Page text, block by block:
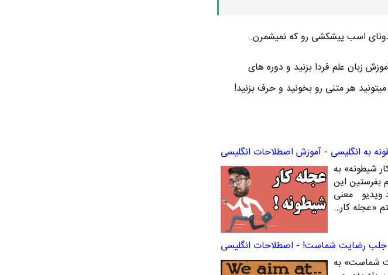
اسب پیشکشی رو که نمیشمرن.
زبان علم فردا بزنید و دوره های
هر متنی رو بخونید و حرف بزنید!
به انگلیسی - آموزش اصطلاحات انگلیسی
شیطونه» به
بفرستین این
ویدیو معنی
رضایت شماست! - اصطلاحات انگلیسی
شماست» به